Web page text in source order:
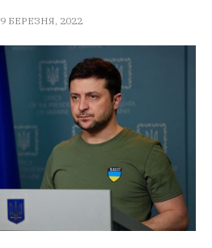
9 БЕРЕЗНЯ, 2022